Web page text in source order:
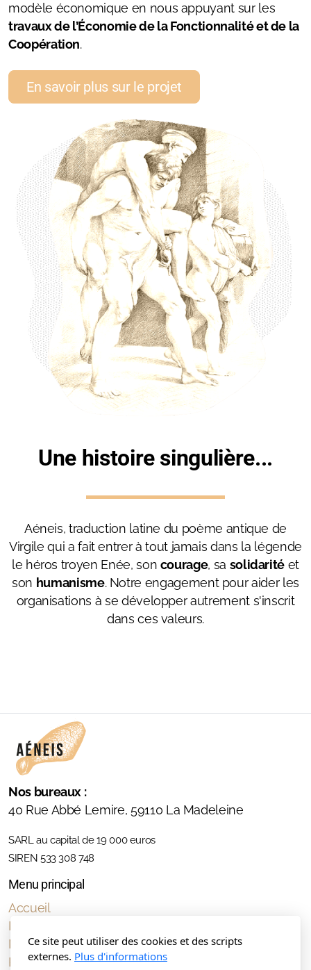
modèle économique en nous appuyant sur les
travaux de l’Économie de la Fonctionnalité et de la
Coopération.
En savoir plus sur le projet
Une histoire singulière...
Aéneis, traduction latine du poème antique de
Virgile qui a fait entrer à tout jamais dans la légende
le héros troyen Enée, son courage, sa solidarité et
son humanisme. Notre engagement pour aider les
organisations à se développer autrement s'inscrit
dans ces valeurs.
Nos bureaux :
40 Rue Abbé Lemire, 59110 La Madeleine
SARL au capital de 19 000 euros
SIREN 533 308 748
Menu principal
Accueil
Interventions
Manifeste
Productions
Ce site peut utiliser des cookies et des scripts
externes. Plus d'informations